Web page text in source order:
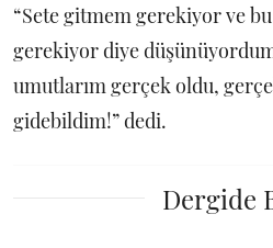
“Sete gitmem gerekiyor ve
gerekiyor diye
umutlarım gerçek oldu,
gidebildim!” dedi.
Dergide